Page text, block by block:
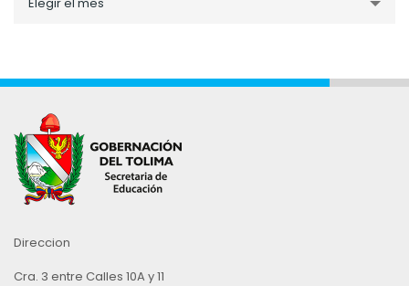
por
Direccion
Cra. 3 entre Calles 10A y 11